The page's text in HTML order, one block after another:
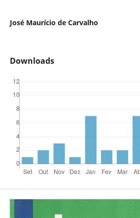
José Maurício de Carvalho
Downloads